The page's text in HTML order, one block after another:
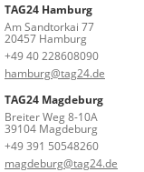
TAG24 Hamburg
Am Sandtorkai 77
20457 Hamburg
+49 40 228608090
hamburg@tag24.de
TAG24 Magdeburg
Breiter Weg 8-10A
39104 Magdeburg
+49 391 50548260
magdeburg@tag24.de